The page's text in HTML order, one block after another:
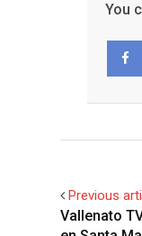
You
Previous
Vallenato